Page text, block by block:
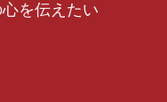
を伝えたい